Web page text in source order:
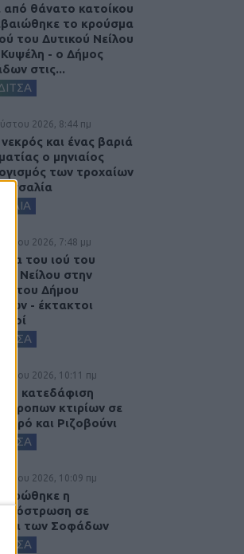
θάνατο κατοίκου
το κρούσμα
του Δυτικού Νείλου
- ο Δήμος
στις...
2026, 8:44 πμ
και ένας βαριά
ο μηνιαίος
των τροχαίων
2026, 7:48 μμ
του ιού του
Νείλου στην
του Δήμου
- έκτακτοι
2026, 10:11 πμ
η κατεδάφιση
κτιρίων σε
και Ριζοβούνι
2026, 10:09 πμ
η
σε
των Σοφάδων